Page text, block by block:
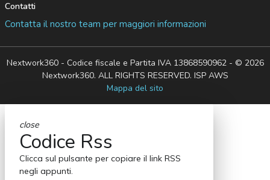
Contatti
Contatta il nostro team per maggiori informazioni
Nextwork360 - Codice fiscale e Partita IVA 13868590962 - © 2026
Nextwork360. ALL RIGHTS RESERVED. ISP AWS
Mappa del sito
close
Codice Rss
Clicca sul pulsante per copiare il link RSS
negli appunti.